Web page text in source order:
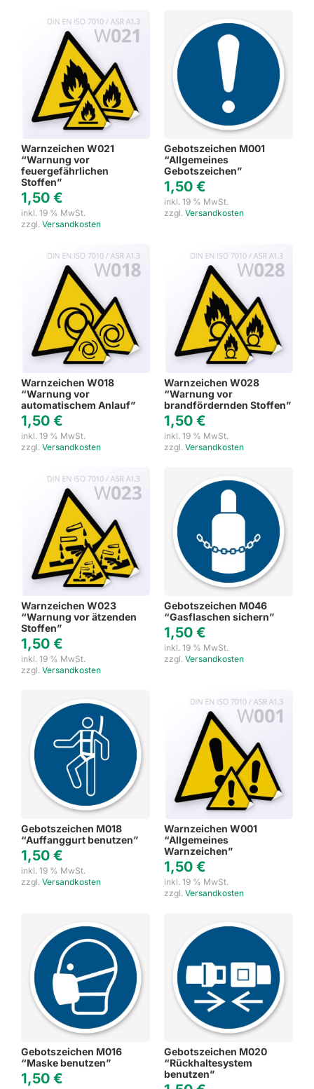
Warnzeichen W021
“Warnung vor
feuergefährlichen
Stoffen”
1,50 €
inkl. 19 % MwSt.
zzgl. Versandkosten
Gebotszeichen M001
“Allgemeines
Gebotszeichen”
1,50 €
inkl. 19 % MwSt.
zzgl. Versandkosten
Warnzeichen W018
“Warnung vor
automatischem Anlauf”
1,50 €
inkl. 19 % MwSt.
zzgl. Versandkosten
Warnzeichen W028
“Warnung vor
brandfördernden Stoffen”
1,50 €
inkl. 19 % MwSt.
zzgl. Versandkosten
Warnzeichen W023
“Warnung vor ätzenden
Stoffen”
1,50 €
inkl. 19 % MwSt.
zzgl. Versandkosten
Gebotszeichen M046
“Gasflaschen sichern”
1,50 €
inkl. 19 % MwSt.
zzgl. Versandkosten
Gebotszeichen M018
“Auffanggurt benutzen”
1,50 €
inkl. 19 % MwSt.
zzgl. Versandkosten
Warnzeichen W001
“Allgemeines
Warnzeichen”
1,50 €
inkl. 19 % MwSt.
zzgl. Versandkosten
Gebotszeichen M016
“Maske benutzen”
1,50 €
Gebotszeichen M020
“Rückhaltesystem
benutzen”